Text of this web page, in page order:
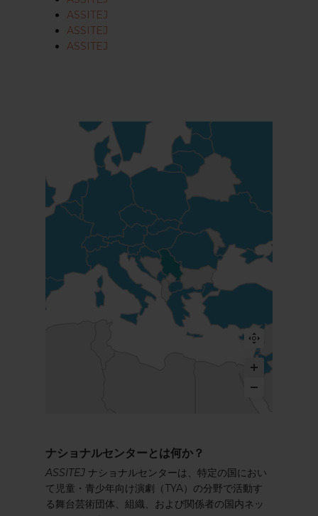
ASSITEJ
ASSITEJ
ASSITEJ
ナショナルセンターとは何か？
ASSITEJ ナショナルセンターは、特定の国におい
て児童・青少年向け演劇（TYA）の分野で活動す
る舞台芸術団体、組織、および関係者の国内ネッ